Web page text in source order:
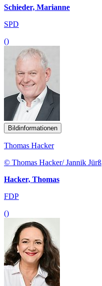
Schieder, Marianne
SPD
()
Bildinformationen
Thomas Hacker
© Thomas Hacker/ Jannik Jürß
Hacker, Thomas
FDP
()